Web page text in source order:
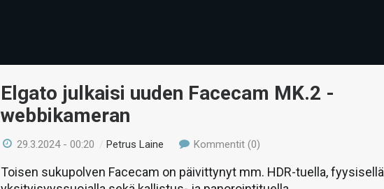
Elgato julkaisi uuden Facecam MK.2 -
webbikameran
29.3.2024 - 00:20 /Petrus Laine Kommentit (0)
Toisen sukupolven Facecam on päivittynyt mm. HDR-tuella, fyysisellä